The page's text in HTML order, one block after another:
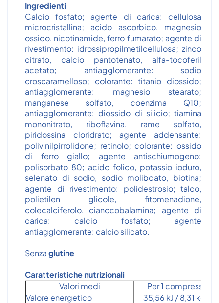
Ingredienti
Calcio fosfato; agente di carica: cellulosa
microcristallina; acido ascorbico, magnesio
ossido, nicotinamide, ferro fumarato; agente di
rivestimento: idrossipropilmetilcellulosa; zinco
citrato, calcio pantotenato, alfa-tocoferil
acetato; antiagglomerante: sodio
croscaramelloso; colorante: titanio diossido;
antiagglomerante: magnesio stearato;
manganese solfato, coenzima Q10;
antiagglomerante: diossido di silicio; tiamina
mononitrato, riboflavina, rame solfato,
piridossina cloridrato; agente addensante:
polivinilpirrolidone; retinolo; colorante: ossido
di ferro giallo; agente antischiumogeno:
polisorbato 80; acido folico, potassio ioduro,
selenato di sodio, sodio molibdato, biotina;
agente di rivestimento: polidestrosio; talco,
polietilen glicole, fitomenadione,
colecalciferolo, cianocobalamina; agente di
carica: calcio fosfato; agente
antiagglomerante: calcio silicato.
Senzaglutine
Caratteristiche nutrizionali
Valori medi
Per 1 compressa
Valore energetico
35,56 kJ / 8,31 kcal